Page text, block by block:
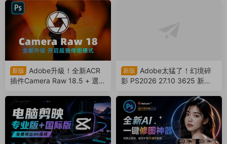
60808）
新版
Adobe升級！全新ACR
插件Camera Raw 18.5 + 選擇
（260806）
新版
Adobe太猛了！幻境碎
影 PS2026 27.10 3625 新版
05）